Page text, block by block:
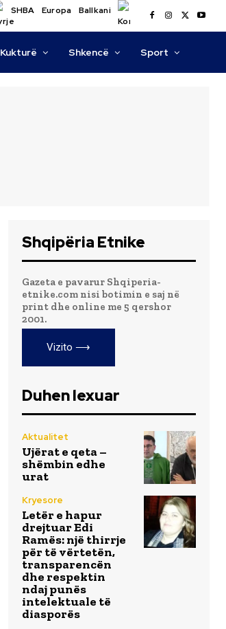
SHBA Europa Ballkani
Kukturë Shkencë Sport
Shqipëria Etnike
Gazeta e pavarur Shqiperia-
etnike.com nisi botimin e saj në
print dhe online me 5 qershor
2001.
Vizito ⟶
Duhen lexuar
Aktualitet
Ujërat e qeta –
shëmbin edhe
urat
Kryesore
Letër e hapur
drejtuar Edi
Ramës: një thirrje
për të vërtetën,
transparencën
dhe respektin
ndaj punës
intelektuale të
diasporës